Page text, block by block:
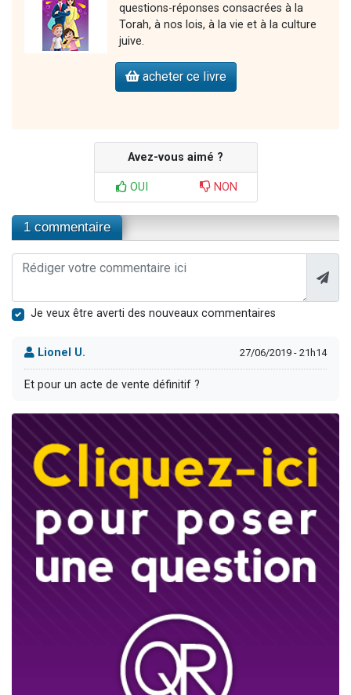
questions-réponses consacrées à la
Torah, à nos lois, à la vie et à la culture
juive.
acheter ce livre
Avez-vous aimé ?
OUI NON
1 commentaire
Je veux être averti des nouveaux commentaires
Lionel U. 27/06/2019 - 21h14
Et pour un acte de vente définitif ?